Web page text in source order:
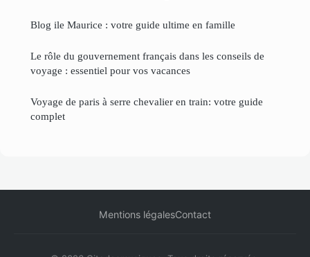
Blog ile Maurice : votre guide ultime en famille
Le rôle du gouvernement français dans les conseils de
voyage : essentiel pour vos vacances
Voyage de paris à serre chevalier en train: votre guide
complet
Mentions légalesContact